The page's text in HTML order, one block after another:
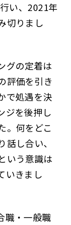
い、2021年
切りまし
グの定着は
評価を引き
で処遇を決
ジを後押し
。何をどこ
し合い、
いう意識は
いきまし
職・一般職